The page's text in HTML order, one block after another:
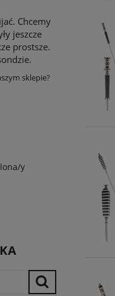
Chcemy
jeszcze
prostsze.
sklepie?
y